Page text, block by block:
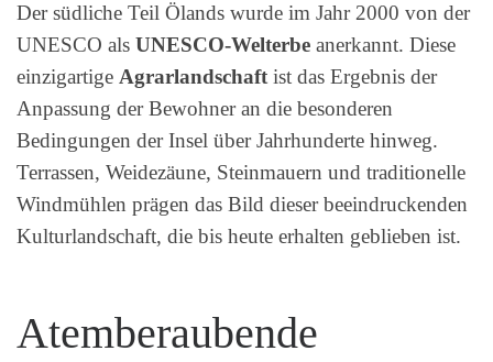
Der südliche Teil Ölands wurde im Jahr 2000 von der
UNESCO als UNESCO-Welterbe anerkannt. Diese
einzigartige Agrarlandschaftist das Ergebnis der
Anpassung der Bewohner an die besonderen
Bedingungen der Insel über Jahrhunderte hinweg.
Terrassen, Weidezäune, Steinmauern und traditionelle
Windmühlen prägen das Bild dieser beeindruckenden
Kulturlandschaft, die bis heute erhalten geblieben ist.
Atemberaubende